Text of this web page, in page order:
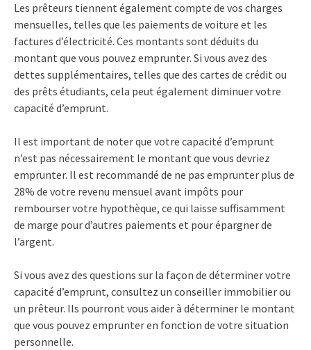
Les prêteurs tiennent également compte de vos charges
mensuelles, telles que les paiements de voiture et les
factures d’électricité. Ces montants sont déduits du
montant que vous pouvez emprunter. Si vous avez des
dettes supplémentaires, telles que des cartes de crédit ou
des prêts étudiants, cela peut également diminuer votre
capacité d’emprunt.
Il est important de noter que votre capacité d’emprunt
n’est pas nécessairement le montant que vous devriez
emprunter. Il est recommandé de ne pas emprunter plus de
28% de votre revenu mensuel avant impôts pour
rembourser votre hypothèque, ce qui laisse suffisamment
de marge pour d’autres paiements et pour épargner de
l’argent.
Si vous avez des questions sur la façon de déterminer votre
capacité d’emprunt, consultez un conseiller immobilier ou
un prêteur. Ils pourront vous aider à déterminer le montant
que vous pouvez emprunter en fonction de votre situation
personnelle.